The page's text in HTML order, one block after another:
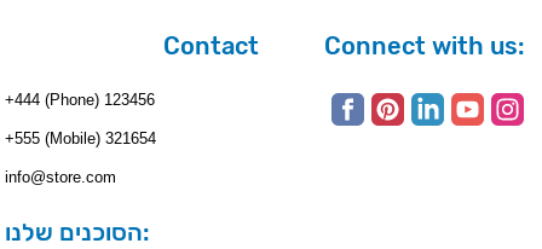
Contact
+444 (Phone) 123456
+555 (Mobile) 321654
info@store.com
הסוכנים שלנו:
Connect with us: